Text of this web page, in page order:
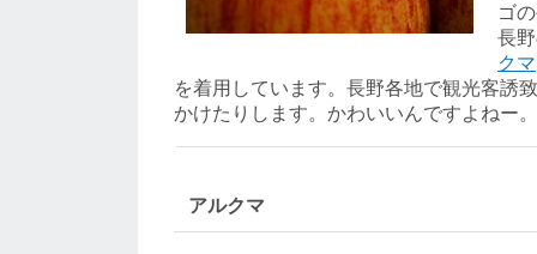
ゴ
長
クマ
を着用しています。長野各地で観光客誘
かけたりします。かわいいんですよねー。
アルクマ